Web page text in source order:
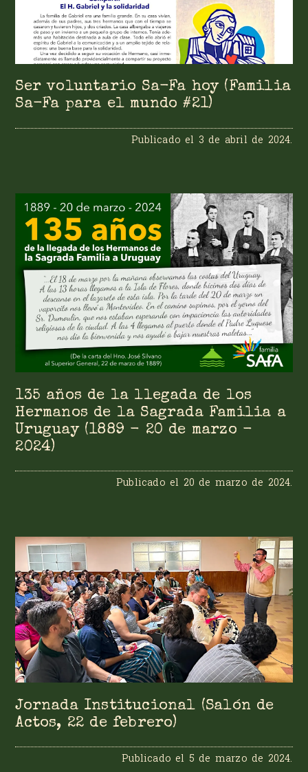
Ser voluntario Sa-Fa hoy (Familia
Sa-Fa para el mundo #21)
Publicado el 3 de abril de 2024.
135 años de la llegada de los
Hermanos de la Sagrada Familia a
Uruguay (1889 - 20 de marzo -
2024)
Publicado el 20 de marzo de 2024.
Jornada Institucional (Salón de
Actos, 22 de febrero)
Publicado el 5 de marzo de 2024.